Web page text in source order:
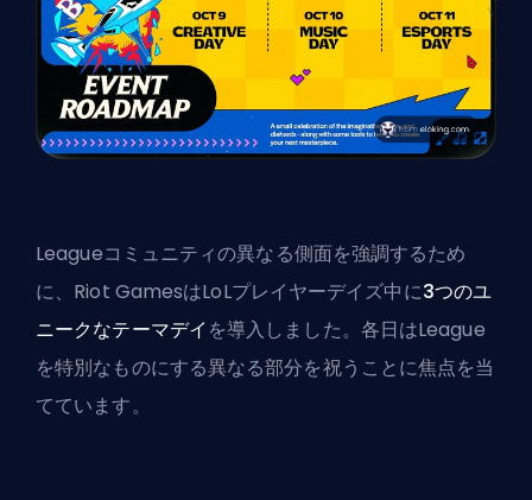
Leagueコミュニティの異なる側面を強調するため
に、Riot GamesはLoLプレイヤーデイズ中に3つのユ
ニークなテーマデイ を導入しました。各日はLeague
を特別なものにする異なる部分を祝うことに焦点を当
てています。